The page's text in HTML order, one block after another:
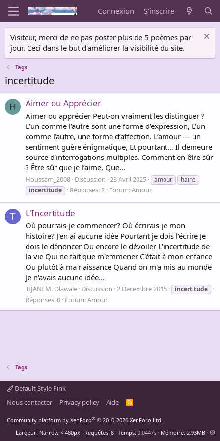
Connexion S'inscrire
Visiteur, merci de ne pas poster plus de 5 poèmes par
jour. Ceci dans le but d'améliorer la visibilité du site.
Tags
incertitude
H Aimer ou Apprécier
Aimer ou apprécier Peut-on vraiment les distinguer ?
L’un comme l’autre sont une forme d’expression, L’un
comme l’autre, une forme d’affection. L’amour — un
sentiment guère énigmatique, Et pourtant… Il demeure
source d’interrogations multiples. Comment en être sûr
? Être sûr que je l’aime, Que...
Houssam_2008 Discussion 23 Avril 2025 amour
haine
incertitude
Réponses: 2 Forum:Amour
T L'Incertitude
Où pourrais-je commencer? Où écrirais-je mon
histoire? J'en ai aucune idée Pourtant je dois l'écrire Je
dois le dénoncer Ou encore le dévoiler L'incertitude de
la vie Qui ne fait que m'emmener C'était à mon enfance
Ou plutôt à ma naissance Quand on m'a mis au monde
Je n'avais aucune idée...
TIJANI M. Olawale Discussion 2 Decembre 2015 incertitude
Réponses: 0 Forum:Amour
Tags
Default Style Pink
Nous contacter
Privacy policy Aide
R
Community platform by XenForo® © 2010-2026 XenForo Ltd.
Largeur
Requêtes 8 Temps 0.0447s Mémoire 2.93MB